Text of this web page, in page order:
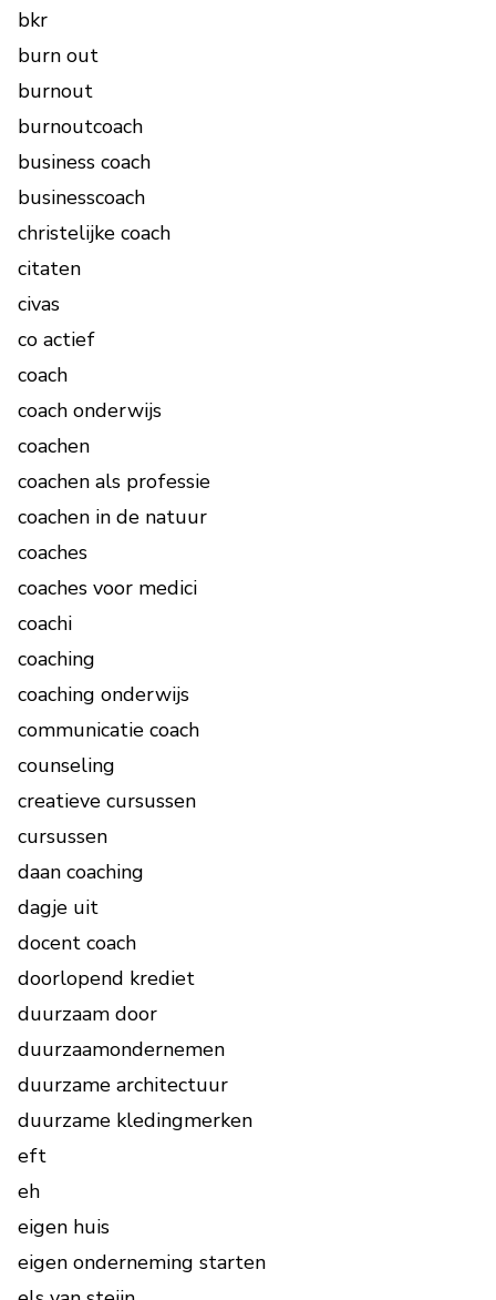
bkr
burn out
burnout
burnoutcoach
business coach
businesscoach
christelijke coach
citaten
civas
co actief
coach
coach onderwijs
coachen
coachen als professie
coachen in de natuur
coaches
coaches voor medici
coachi
coaching
coaching onderwijs
communicatie coach
counseling
creatieve cursussen
cursussen
daan coaching
dagje uit
docent coach
doorlopend krediet
duurzaam door
duurzaamondernemen
duurzame architectuur
duurzame kledingmerken
eft
eh
eigen huis
eigen onderneming starten